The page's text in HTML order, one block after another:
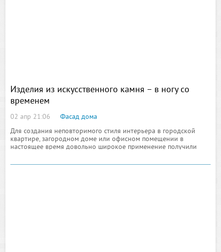
Изделия из искусственного камня – в ногу со
временем
02 апр 21:06
Фасад дома
Для создания неповторимого стиля интерьера в городской
квартире, загородном доме или офисном помещении в
настоящее время довольно широкое применение получили